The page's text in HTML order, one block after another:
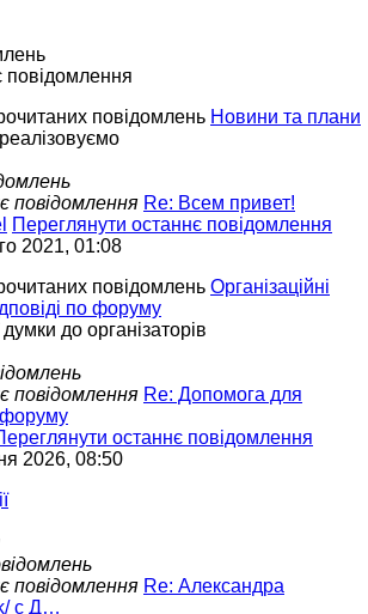
повідомлення
Новини та плани
повідомлення Re: Всем привет!
Переглянути останнє повідомлення
2021, 01:08
Організаційні
по форуму
до організаторів
повідомлення Re: Допомога для
останнє повідомлення
2026, 08:50
повідомлення Re: Александра
с Д…